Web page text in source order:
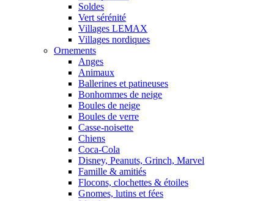
Soldes
Vert sérénité
Villages LEMAX
Villages nordiques
Ornements
Anges
Animaux
Ballerines et patineuses
Bonhommes de neige
Boules de neige
Boules de verre
Casse-noisette
Chiens
Coca-Cola
Disney, Peanuts, Grinch, Marvel
Famille & amitiés
Flocons, clochettes & étoiles
Gnomes, lutins et fées